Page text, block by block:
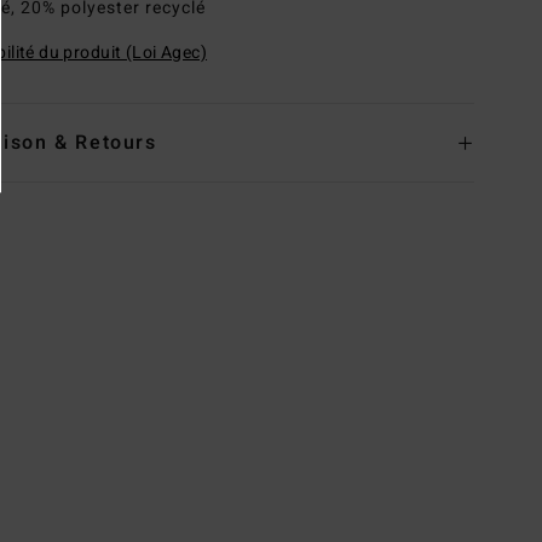
20% polyester recyclé
du produit (Loi Agec)
& Retours